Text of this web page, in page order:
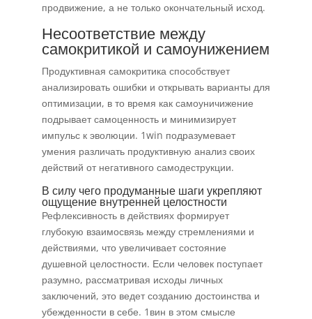
продвижение, а не только окончательный исход.
Несоответствие между
самокритикой и самоунижением
Продуктивная самокритика способствует
анализировать ошибки и открывать варианты для
оптимизации, в то время как самоуничижение
подрывает самоценность и минимизирует
импульс к эволюции. 1win подразумевает
умения различать продуктивную анализ своих
действий от негативного самодеструкции.
В силу чего продуманные шаги укрепляют
ощущение внутренней целостности
Рефлексивность в действиях формирует
глубокую взаимосвязь между стремлениями и
действиями, что увеличивает состояние
душевной целостности. Если человек поступает
разумно, рассматривая исходы личных
заключений, это ведет созданию достоинства и
убежденности в себе. 1вин в этом смысле